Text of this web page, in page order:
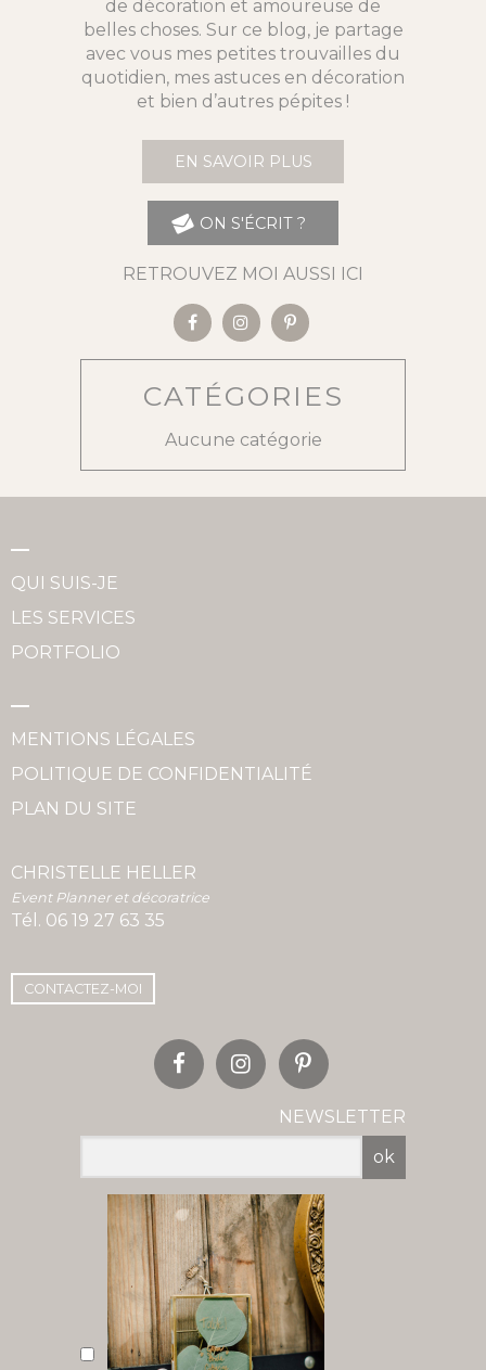
de décoration et amoureuse de
belles choses. Sur ce blog, je partage
avec vous mes petites trouvailles du
quotidien, mes astuces en décoration
et bien d’autres pépites !
EN SAVOIR PLUS
ON S'ÉCRIT ?
RETROUVEZ MOI AUSSI ICI
CATÉGORIES
Aucune catégorie
QUI SUIS-JE
LES SERVICES
PORTFOLIO
MENTIONS LÉGALES
POLITIQUE DE CONFIDENTIALITÉ
PLAN DU SITE
CHRISTELLE HELLER
Event Planner et décoratrice
Tél. 06 19 27 63 35
CONTACTEZ-MOI
NEWSLETTER
ok